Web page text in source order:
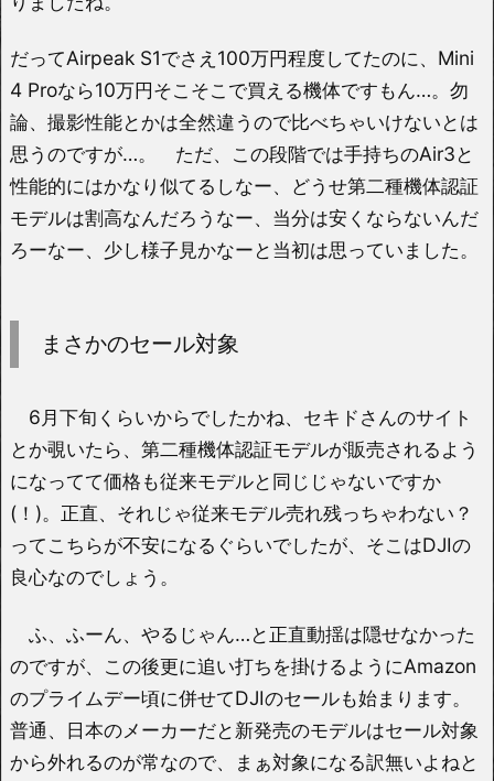
だってAirpeak S1でさえ100万円程度してたのに、Mini
4 Proなら10万円そこそこで買える機体ですもん…。勿
論、撮影性能とかは全然違うので比べちゃいけないとは
思うのですが…。 ただ、この段階では手持ちのAir3と
性能的にはかなり似てるしなー、どうせ第二種機体認証
モデルは割高なんだろうなー、当分は安くならないんだ
ろーなー、少し様子見かなーと当初は思っていました。
まさかのセール対象
6月下旬くらいからでしたかね、セキドさんのサイト
とか覗いたら、第二種機体認証モデルが販売されるよう
になってて価格も従来モデルと同じじゃないですか
(！)。正直、それじゃ従来モデル売れ残っちゃわない？
ってこちらが不安になるぐらいでしたが、そこはDJIの
良心なのでしょう。
ふ、ふーん、やるじゃん…と正直動揺は隠せなかった
のですが、この後更に追い打ちを掛けるようにAmazon
のプライムデー頃に併せてDJIのセールも始まります。
普通、日本のメーカーだと新発売のモデルはセール対象
から外れるのが常なので、まぁ対象になる訳無いよねと